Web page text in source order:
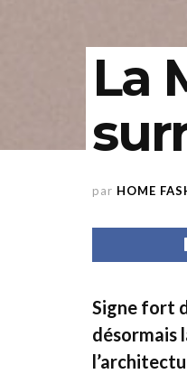
La
par HOME
Signe fort
désormais